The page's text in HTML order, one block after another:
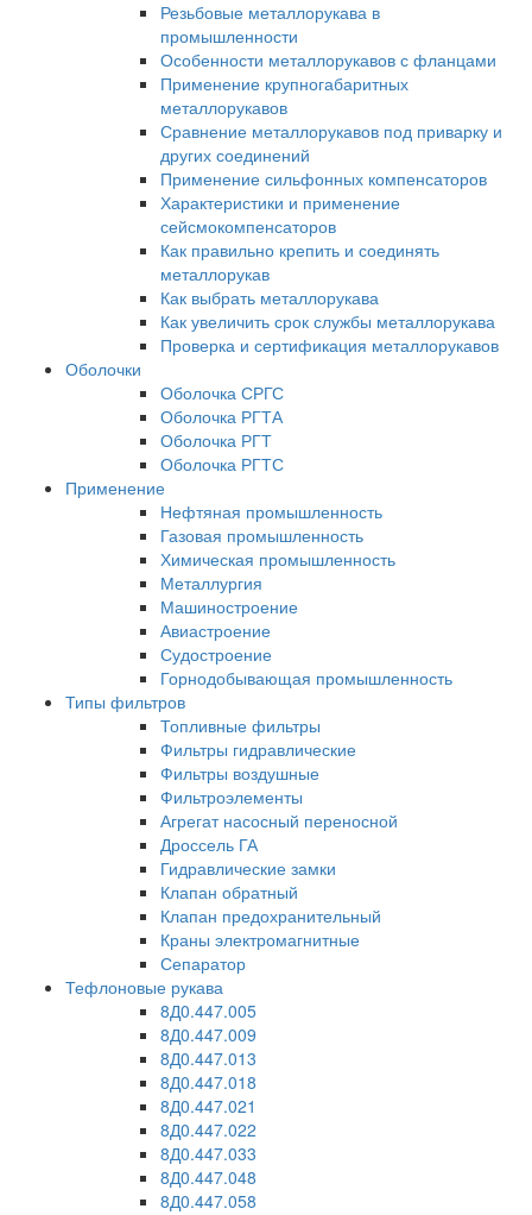
Резьбовые металлорукава в
промышленности
Особенности металлорукавов с фланцами
Применение крупногабаритных
металлорукавов
Сравнение металлорукавов под приварку и
других соединений
Применение сильфонных компенсаторов
Характеристики и применение
сейсмокомпенсаторов
Как правильно крепить и соединять
металлорукав
Как выбрать металлорукава
Как увеличить срок службы металлорукава
Проверка и сертификация металлорукавов
Оболочки
Оболочка СРГС
Оболочка РГТА
Оболочка РГТ
Оболочка РГТС
Применение
Нефтяная промышленность
Газовая промышленность
Химическая промышленность
Металлургия
Машиностроение
Авиастроение
Судостроение
Горнодобывающая промышленность
Типы фильтров
Топливные фильтры
Фильтры гидравлические
Фильтры воздушные
Фильтроэлементы
Агрегат насосный переносной
Дроссель ГА
Гидравлические замки
Клапан обратный
Клапан предохранительный
Краны электромагнитные
Сепаратор
Тефлоновые рукава
8Д0.447.005
8Д0.447.009
8Д0.447.013
8Д0.447.018
8Д0.447.021
8Д0.447.022
8Д0.447.033
8Д0.447.048
8Д0.447.058